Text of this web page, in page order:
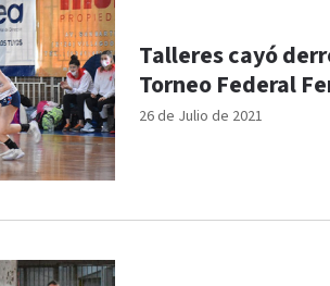
26 de Julio de 2021
Talleres cayó
Torneo Federal